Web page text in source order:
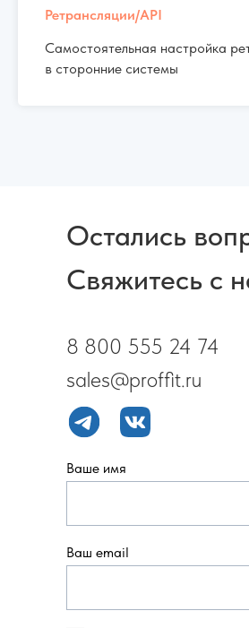
Ретрансляции/API
Самостоятельная настройка
в сторонние системы
Остались
Свяжитесь с
Ваше имя
Ваш email
8 800 555 24 74
sales@proffit.ru